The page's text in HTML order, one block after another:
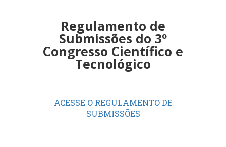
Regulamento de
Submissões do 3º
Congresso Científico e
Tecnológico
ACESSE O REGULAMENTO DE
SUBMISSÕES